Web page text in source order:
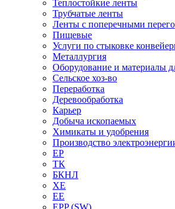
Теплостойкие ленты
Трубчатые ленты
Ленты с поперечными
Пищевые
Услуги по стыковке
Металлургия
Оборудование и материалы
Сельское хоз-во
Переработка
Деревообработка
Карьер
Добыча ископаемых
Химикаты и удобрения
Производство
EP
ТК
БКНЛ
XE
EE
EPP (SW)